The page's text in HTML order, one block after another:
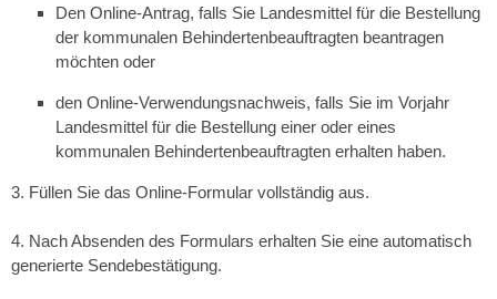
Den Online-Antrag, falls Sie Landesmittel für die Bestellung
der kommunalen Behindertenbeauftragten beantragen
möchten oder
den Online-Verwendungsnachweis, falls Sie im Vorjahr
Landesmittel für die Bestellung einer oder eines
kommunalen Behindertenbeauftragten erhalten haben.
3. Füllen Sie das Online-Formular vollständig aus.
4. Nach Absenden des Formulars erhalten Sie eine automatisch
generierte Sendebestätigung.